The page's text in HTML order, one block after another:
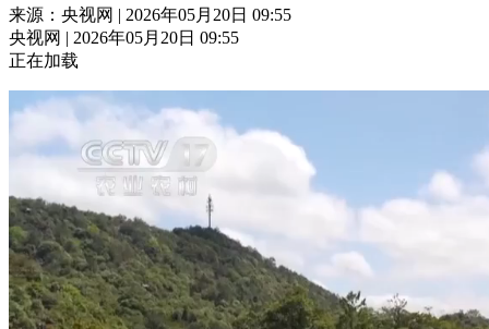
视频 小央视频
现场 前线 比划 快看 蓝海中国 新兵请入列
体育 直播 竞猜 2026年世界杯
VIP会员 CCTV奥林匹克频道 生活体育大会 体育江湖
财经 教育 乡村振兴
大国智造 大国展会 大国保险
来源：央视网 | 2026年05月20日 09:55
央视网 | 2026年05月20日 09:55
正在加载